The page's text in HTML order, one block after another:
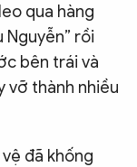
qua hàng
Nguyễn” rồi
bên trái và
vỡ thành nhiều
đã khống